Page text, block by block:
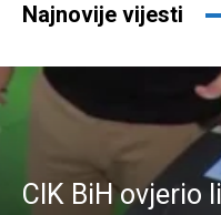
Najnovije vijesti
CIK BiH ovjerio